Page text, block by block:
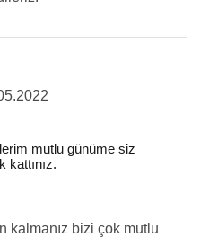
mutlu günüme siz
kattınız.
kalmanız bizi çok mutlu